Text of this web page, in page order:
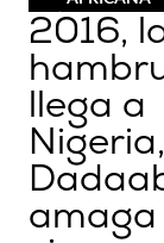
2016,
llega a
Nigeria,
amaga